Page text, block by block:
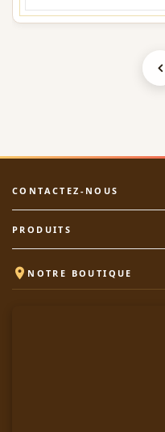
CONTACTEZ-NOUS
PRODUITS
 NOTRE BOUTIQUE